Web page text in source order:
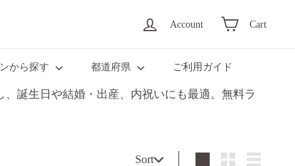
Account Cart
から探す 都道府県 ご利用ガイド
誕生日や結婚・出産、内祝いにも最適。無料ラ
Sort
Sort